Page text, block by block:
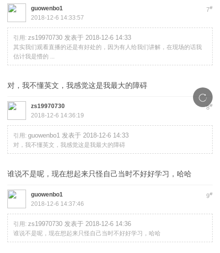
7#
guowenbo1
2018-12-6 14:33:57
引用: zs19970730 发表于 2018-12-6 14:33
其实我们观看直播的还是有好处的，因为有人给我们讲解，在现场的话我
估计我是懵的 ...
对，我不懂英文，我感觉这是我最大的障碍
8#
zs19970730
2018-12-6 14:36:19
引用: guowenbo1 发表于 2018-12-6 14:33
对，我不懂英文，我感觉这是我最大的障碍
谁说不是呢，现在想起来只怪自己当时不好好学习，哈哈
9#
guowenbo1
2018-12-6 14:37:46
引用: zs19970730 发表于 2018-12-6 14:36
谁说不是呢，现在想起来只怪自己当时不好好学习，哈哈